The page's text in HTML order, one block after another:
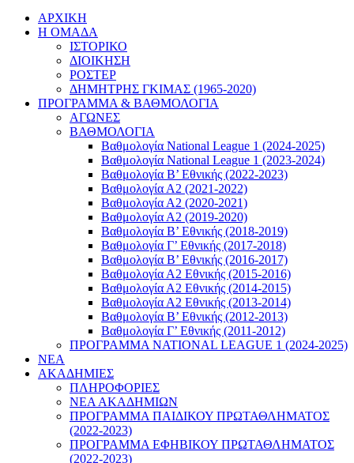
ΑΡΧΙΚΗ
Η ΟΜΑΔΑ
ΙΣΤΟΡΙΚΟ
ΔΙΟΙΚΗΣΗ
ΡΟΣΤΕΡ
ΔΗΜΗΤΡΗΣ ΓΚΙΜΑΣ (1965-2020)
ΠΡΟΓΡΑΜΜΑ & ΒΑΘΜΟΛΟΓΙΑ
ΑΓΩΝΕΣ
ΒΑΘΜΟΛΟΓΙΑ
Βαθμολογία National League 1 (2024-2025)
Βαθμολογία National League 1 (2023-2024)
Βαθμολογία Β’ Εθνικής (2022-2023)
Βαθμολογία Α2 (2021-2022)
Βαθμολογία Α2 (2020-2021)
Βαθμολογία Α2 (2019-2020)
Βαθμολογία B’ Εθνικής (2018-2019)
Βαθμολογία Γ’ Εθνικής (2017-2018)
Βαθμολογία Β’ Εθνικής (2016-2017)
Βαθμολογία Α2 Εθνικής (2015-2016)
Βαθμολογία Α2 Εθνικής (2014-2015)
Βαθμολογία Α2 Εθνικής (2013-2014)
Βαθμολογία Β’ Εθνικής (2012-2013)
Βαθμολογία Γ’ Εθνικής (2011-2012)
ΠΡΟΓΡΑΜΜΑ NATIONAL LEAGUE 1 (2024-2025)
ΝΕΑ
ΑΚΑΔΗΜΙΕΣ
ΠΛΗΡΟΦΟΡΙΕΣ
ΝΕΑ ΑΚΑΔΗΜΙΩΝ
ΠΡΟΓΡΑΜΜΑ ΠΑΙΔΙΚΟΥ ΠΡΩΤΑΘΛΗΜΑΤΟΣ
(2022-2023)
ΠΡΟΓΡΑΜΜΑ ΕΦΗΒΙΚΟΥ ΠΡΩΤΑΘΛΗΜΑΤΟΣ
(2022-2023)